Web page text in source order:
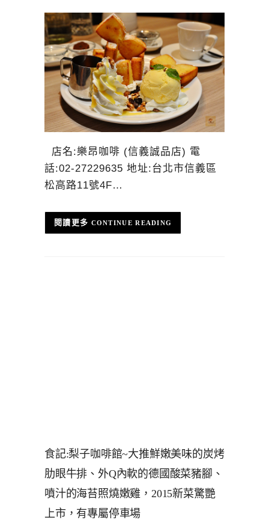
店名:樂昂咖啡 (信義誠品店) 電
話:02-27229635 地址:台北市信義區
松高路11號4F…
CONTINUE READING
食記:梨子咖啡館~大推鮮嫩美味的炭烤
肋眼牛排、外Q內軟的德國酸菜豬腳、
噴汁的海苔照燒嫩雞，2015新菜驚艷
上市，有專屬停車場